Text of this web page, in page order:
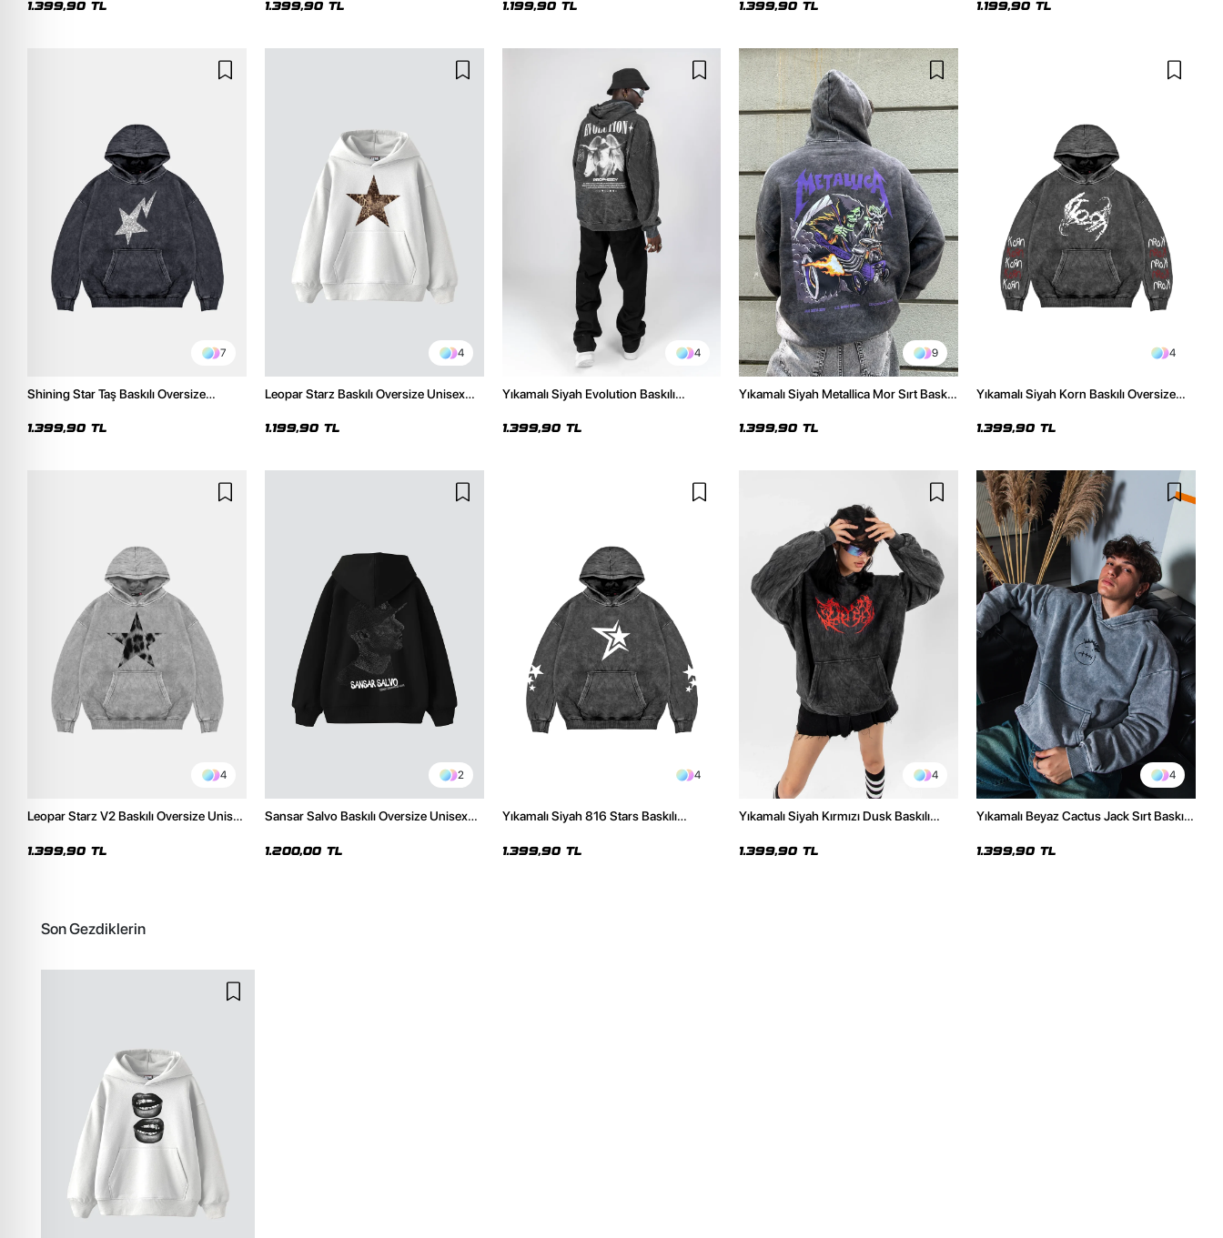
1.399,90 TL 1.399,90 TL 1.199,90 TL 1.399,90 TL 1.199,90 TL
7
Shining Star Taş Baskılı Oversize
1.399,90 TL
4
Leopar Starz Baskılı Oversize Unisex
1.199,90 TL
4
Yıkamalı Siyah Evolution Baskılı
1.399,90 TL
9
Yıkamalı Siyah Metallica Mor Sırt Baskılı
1.399,90 TL
4
Yıkamalı Siyah Korn Baskılı Oversize
1.399,90 TL
4
Leopar Starz V2 Baskılı Oversize Unisex
1.399,90 TL
2
Sansar Salvo Baskılı Oversize Unisex
1.200,00 TL
4
Yıkamalı Siyah 816 Stars Baskılı
1.399,90 TL
4
Yıkamalı Siyah Kırmızı Dusk Baskılı
1.399,90 TL
4
Yıkamalı Beyaz Cactus Jack Sırt Baskılı
1.399,90 TL
Son Gezdiklerin